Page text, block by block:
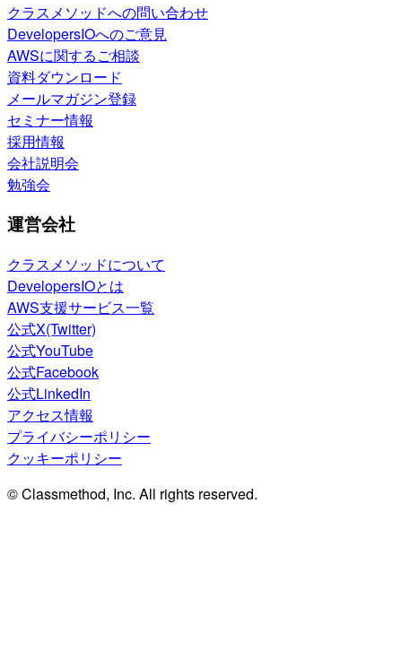
クラスメソッドへの問い合わせ
DevelopersIOへのご意見
AWSに関するご相談
資料ダウンロード
メールマガジン登録
セミナー情報
採用情報
会社説明会
勉強会
運営会社
クラスメソッドについて
DevelopersIOとは
AWS支援サービス一覧
公式X(Twitter)
公式YouTube
公式Facebook
公式LinkedIn
アクセス情報
プライバシーポリシー
クッキーポリシー
© Classmethod, Inc. All rights reserved.